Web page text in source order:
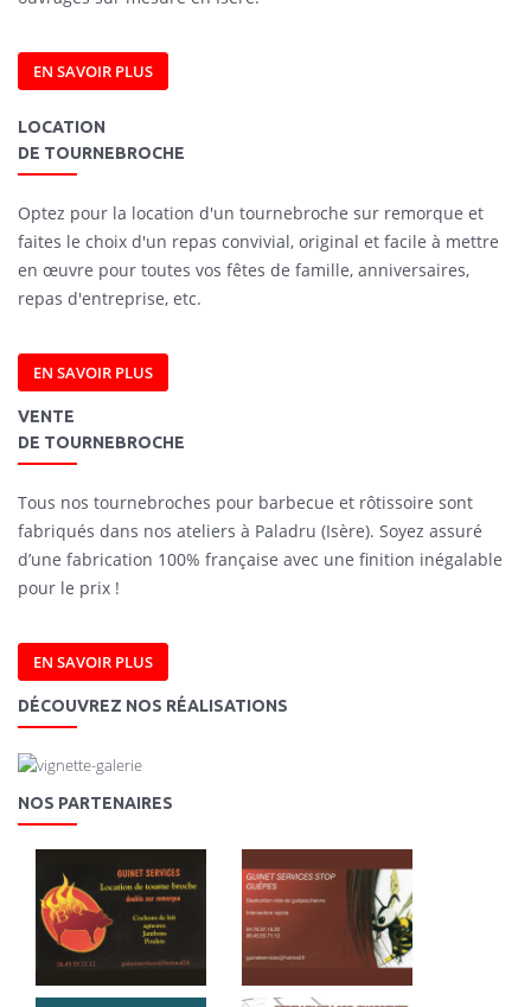
EN SAVOIR PLUS
LOCATION
DE TOURNEBROCHE
Optez pour la location d'un tournebroche sur remorque et
faites le choix d'un repas convivial, original et facile à mettre
en œuvre pour toutes vos fêtes de famille, anniversaires,
repas d'entreprise, etc.
EN SAVOIR PLUS
VENTE
DE TOURNEBROCHE
Tous nos tournebroches pour barbecue et rôtissoire sont
fabriqués dans nos ateliers à Paladru (Isère). Soyez assuré
d’une fabrication 100% française avec une finition inégalable
pour le prix !
EN SAVOIR PLUS
DÉCOUVREZ NOS RÉALISATIONS
NOS PARTENAIRES